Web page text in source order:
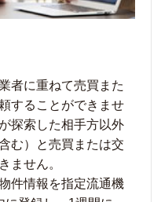
者に重ねて売買また
することができませ
探索した相手方以外
む）と売買または交
ません。
件情報を指定流通機